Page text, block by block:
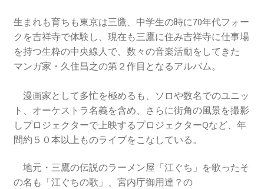
生まれも育ちも東京は三鷹、中学生の時に70年代フォー
クを吉祥寺で体験し、現在も三鷹に住み吉祥寺に仕事場
を持つ生粋の中央線人で、数々の音楽活動をしてきた
マンガ家・久住昌之の第２作目となるアルバム。
漫画家として多忙を極めるも、ソロや数名でのユニッ
ト、オーケストラ名義を含め、さらに街角の風景を撮影
しプロジェクターで上映するプロジェクターQなど、年
間約５０本以上ものライブをこなしている。
地元・三鷹の伝説のラーメン屋「江ぐち」を歌ったそ
の名も「江ぐちの歌」、宮内庁御用達？の